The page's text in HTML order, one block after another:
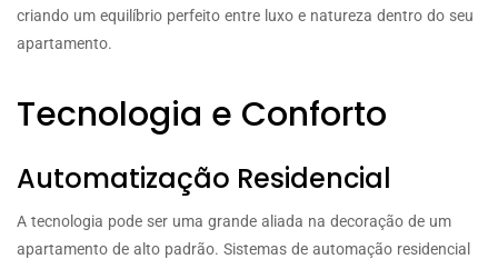
criando um equilíbrio perfeito entre luxo e natureza dentro do seu
apartamento.
Tecnologia e Conforto
Automatização Residencial
A tecnologia pode ser uma grande aliada na decoração de um
apartamento de alto padrão. Sistemas de automação residencial